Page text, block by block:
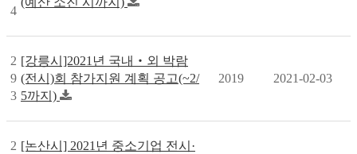
4
2
9
3
[강릉시]2021년 국내‧외 박람
(전시)회 참가지원 계획 공고(~2/
5까지)
2019 2021-02-03
2 [논산시] 2021년 중소기업 전시·